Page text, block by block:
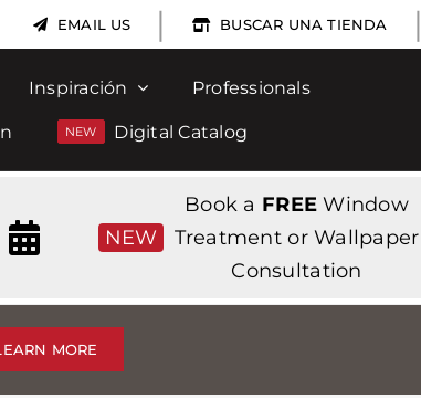
EMAIL US | BUSCAR UNA TIENDA |
Inspiración Professionals
Digital Catalog
NEW
Book a FREE Window
Treatment or Wallpaper
Consultation
MORE